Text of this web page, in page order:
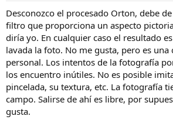
Desconozco el procesado Orton, debe
filtro que proporciona un aspecto
diría yo. En cualquier caso el resultado
lavada la foto. No me gusta, pero es una
personal. Los intentos de la fotografía
los encuentro inútiles. No es posible
pincelada, su textura, etc. La fotografía
campo. Salirse de ahí es libre, por
gusta.